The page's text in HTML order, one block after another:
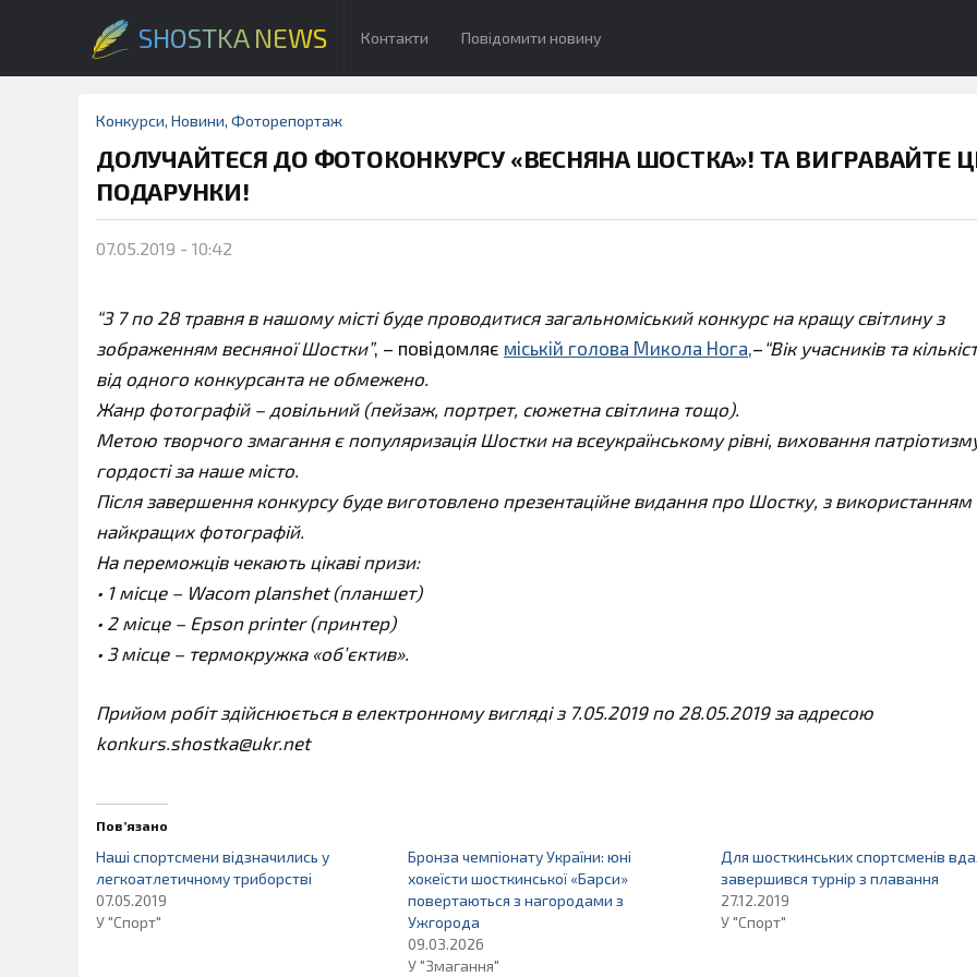
SHOSTKA NEWS Контакти Повідомити новину
Конкурси, Новини, Фоторепортаж
ДОЛУЧАЙТЕСЯ ДО ФОТОКОНКУРСУ «ВЕСНЯНА ШОСТКА»! ТА ВИГРАВАЙТЕ
ПОДАРУНКИ!
07.05.2019 - 10:42
“З 7 по 28 травня в нашому місті буде проводитися загальноміський конкурс на кращу світлину з
зображенням весняної Шостки”, – повідомляє міській голова Микола Нога,– “Вік учасників та
від одного конкурсанта не обмежено.
Жанр фотографій – довільний (пейзаж, портрет, сюжетна світлина тощо).
Метою творчого змагання є популяризація Шостки на всеукраїнському рівні, виховання
гордості за наше місто.
Після завершення конкурсу буде виготовлено презентаційне видання про Шостку, з використанням
найкращих фотографій.
На переможців чекають цікаві призи:
• 1 місце – Wacom planshet (планшет)
• 2 місце – Epson printer (принтер)
• 3 місце – термокружка «об’єктив».
Прийом робіт здійснюється в електронному вигляді з 7.05.2019 по 28.05.2019 за адресою
konkurs.shostka@ukr.net
Пов’язано
Наші спортсмени відзначились у
легкоатлетичному триборстві
07.05.2019
У "Спорт"
Бронза чемпіонату України: юні
хокеїсти шосткинської «Барси»
повертаються з нагородами з
Ужгорода
09.03.2026
У "Змагання"
Для шосткинських спортсменів
завершився турнір з плавання
27.12.2019
У "Спорт"